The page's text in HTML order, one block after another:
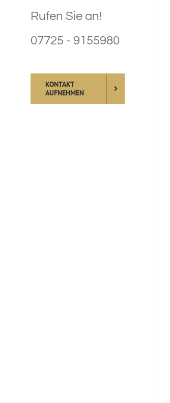
Rufen Sie an!
07725 - 9155980
KONTAKT
AUFNEHMEN